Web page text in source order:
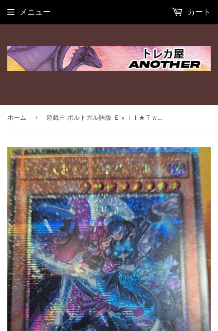
メニュー カート
ホーム › 遊戯王 ポルトガル語版 Ｅｖｉｌ★Ｔｗｉｎｓ キスキル・リィラ 25thレア RA04 EU版 予約